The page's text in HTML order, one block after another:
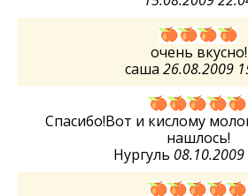
очень вкусно!
саша 26.08.2009
Спасибо!Вот и кислому
нашлось!
Нургуль